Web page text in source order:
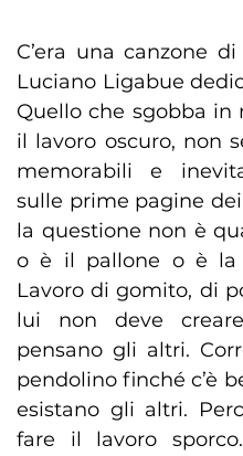
C’era una canzone
Luciano Ligabue
Quello che sgobba in
il lavoro oscuro, non
memorabili e
sulle prime pagine
la questione non è
o è il pallone o è la
Lavoro di gomito, di
lui non deve
pensano gli altri.
pendolino finché c’è
esistano gli altri.
fare il lavoro